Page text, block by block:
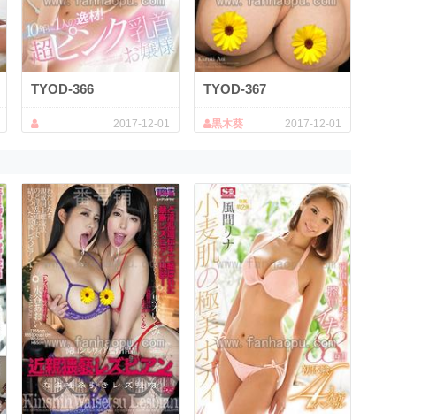
TYOD-366
2017-12-01
TYOD-367
2017-12-01
黒木葵